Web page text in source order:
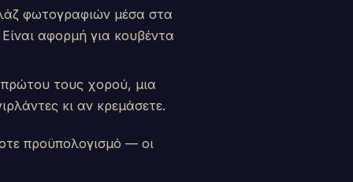
φωτογραφιών μέσα στα
αφορμή για κουβέντα
τους χορού, μια
κι αν κρεμάσετε.
προϋπολογισμό — οι